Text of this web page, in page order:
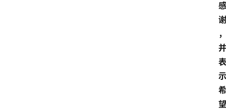
感
谢
，
并
表
示
希
望